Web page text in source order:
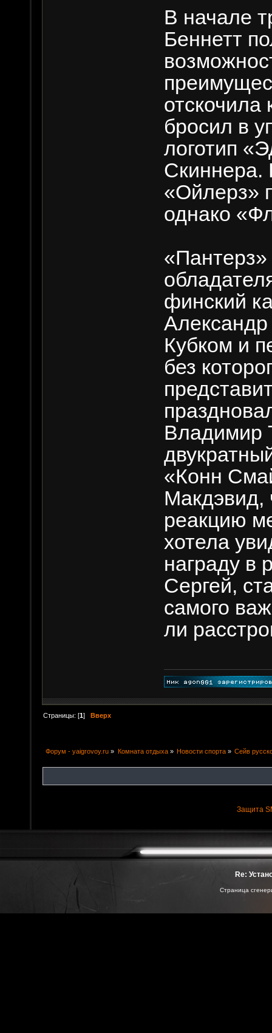
В начале
Беннетт
отскочила
бросил в
логотип
Скиннера.
«Ойлерз»
однако
финский
Александр
Кубком и
без
Владимир
«Конн
Макдэвид,
реакцию
хотела
награду в
Сергей,
самого
ли
Страницы: [1]Вверх
Форум - yaigrovoy.ru » Комната отдыха» Новости спорта» Сейв
Защита
Re:
Страница